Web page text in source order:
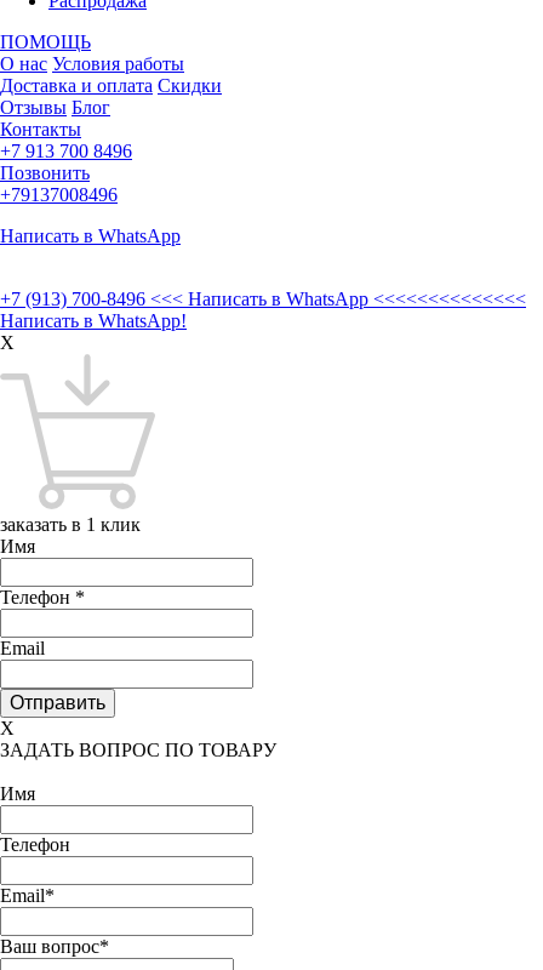
ПОМОЩЬ
О нас Условия работы
Доставка и оплата Скидки
Отзывы Блог
Контакты
+7 913 700 8496
Позвонить
+79137008496
Написать в WhatsApp
+7 (913) 700-8496 <<< Написать в WhatsApp <<<<<<<<<<<<<<
Написать в WhatsApp!
X
заказать в 1 клик
Имя
Телефон *
Email
X
ЗАДАТЬ ВОПРОС ПО ТОВАРУ
Имя
Телефон
Email*
Ваш вопрос*